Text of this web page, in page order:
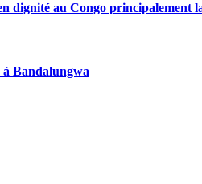
dignité au Congo
à Bandalungwa